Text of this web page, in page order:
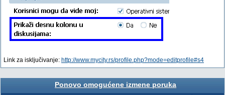
Link za isključivanje: http://www.mycity.rs/profile.php?mode=editprofile#s4
Ponovo omogućene izmene poruka